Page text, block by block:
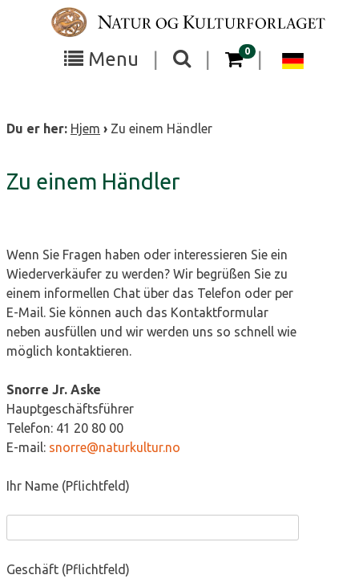
Menu
Toggle Toggle
the
visibility
0items in your cart
Du er her: Hjem › Zu einem Händler
Zu einem Händler
Wenn Sie Fragen haben oder interessieren Sie ein
Wiederverkäufer zu werden? Wir begrüßen Sie zu
einem informellen Chat über das Telefon oder per
E-Mail. Sie können auch das Kontaktformular
neben ausfüllen und wir werden uns so schnell wie
möglich kontaktieren.
Snorre Jr. Aske
Hauptgeschäftsführer
Telefon: 41 20 80 00
E-mail: snorre@naturkultur.no
Ihr Name (Pflichtfeld)
Geschäft (Pflichtfeld)